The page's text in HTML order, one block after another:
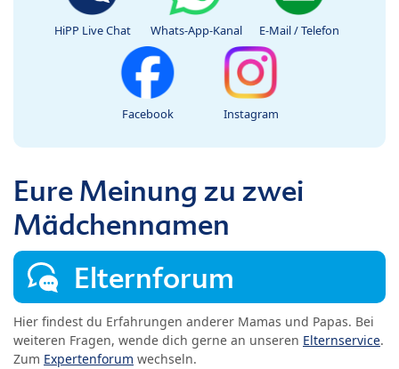
HiPP Live Chat Whats-App-Kanal E-Mail / Telefon
Facebook Instagram
Eure Meinung zu zwei
Mädchennamen
Elternforum
Hier findest du Erfahrungen anderer Mamas und Papas. Bei
weiteren Fragen, wende dich gerne an unseren Elternservice.
Zum Expertenforum wechseln.